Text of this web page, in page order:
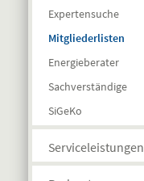
Expertensuche
Mitgliederlisten
Energieberater
Sachverständige
SiGeKo
Serviceleistungen